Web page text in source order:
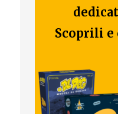
Scoprili